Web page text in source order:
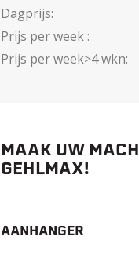
Dagprijs:
Prijs per week :
Prijs per week>4 wkn:
MAAK UW
GEHLMAX!
AANHANGER